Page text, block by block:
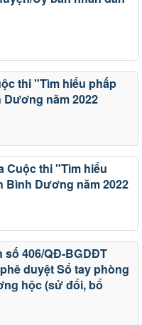
thi "Tìm hiểu phấp
năm 2022
Cuộc thi "Tìm hiểu
Bình Dương năm 2022
số 406/QĐ-BGDĐT
duyệt Sổ tay phòng
hộc (sử đổi, bổ